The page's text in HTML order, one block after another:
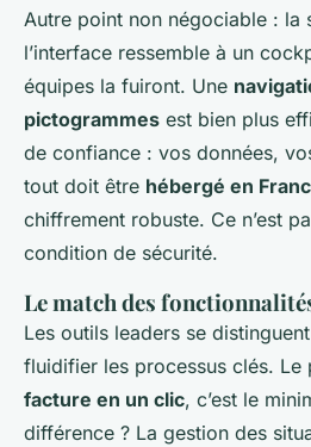
Autre point non négociable : la
l’interface ressemble à un
équipes la fuiront. Une
pictogrammes est bien plus
de confiance : vos données,
tout doit être hébergé en
chiffrement robuste. Ce n’est
condition de sécurité.
Le match des
Les outils leaders se
fluidifier les processus clés. Le
facture en un clic, c’est le
différence ? La gestion des